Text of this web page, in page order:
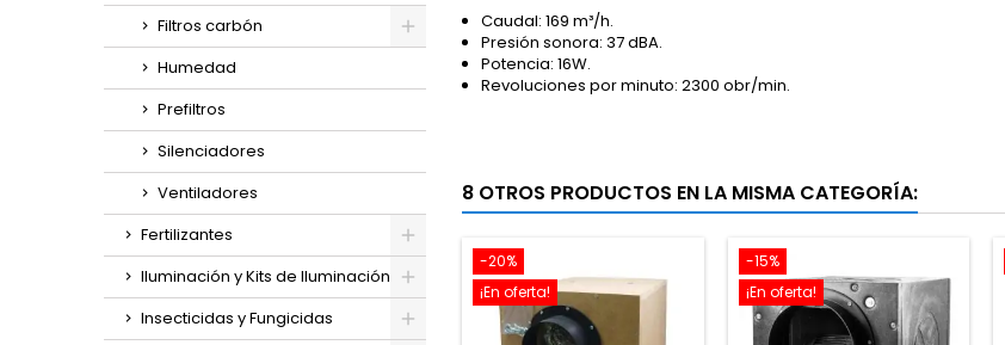
Filtros carbón
Humedad
Prefiltros
Silenciadores
Ventiladores
Fertilizantes
Iluminación y Kits de Iluminación
Insecticidas y Fungicidas
Caudal: 169 m³/h.
Presión sonora: 37 dBA.
Potencia: 16W.
Revoluciones por minuto: 2300 obr/min.
8 OTROS PRODUCTOS EN LA MISMA CATEGORÍA:
-20%
¡En oferta!
-15%
¡En oferta!